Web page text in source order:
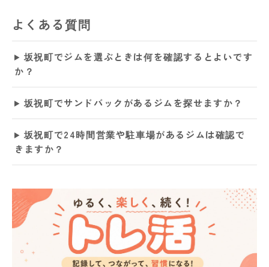
よくある質問
坂祝町でジムを選ぶときは何を確認するとよいです
か？
坂祝町でサンドバックがあるジムを探せますか？
坂祝町で24時間営業や駐車場があるジムは確認で
きますか？